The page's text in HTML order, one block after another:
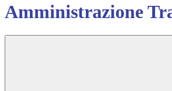
Amministrazione